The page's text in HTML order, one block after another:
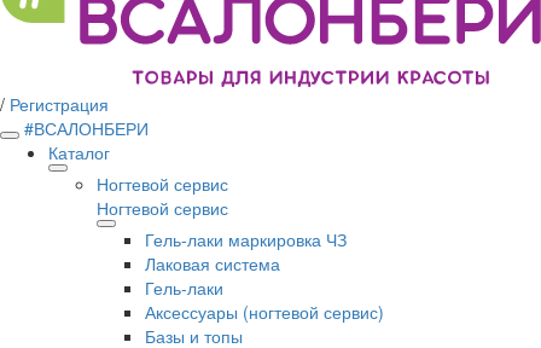
/ Регистрация
#ВСАЛОНБЕРИ
Каталог
Ногтевой сервис
Ногтевой сервис
Гель-лаки маркировка ЧЗ
Лаковая система
Гель-лаки
Аксессуары (ногтевой сервис)
Базы и топы